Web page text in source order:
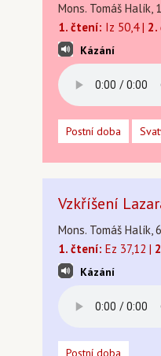
Mons. Tomáš Halík,
1. čtení: Iz 50,4 | 2.
Kázání
Postní doba
Vzkříšení
Mons. Tomáš Halík,
1. čtení: Ez 37,12 |
Kázání
Postní doba